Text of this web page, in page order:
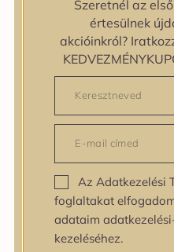
zipiderm
Bőrállapot
Bőrállapot
Bőrtípus
Bőrtípus
Kombinált
Száraz
Zsíros
Bőrprobléma
Bőrprobléma
Bőrpír
Dehidratált
Szeretnél az
értesülnek
akcióinkról?
Az Adatkezelési
foglaltakat
adataim
kezeléséhez.